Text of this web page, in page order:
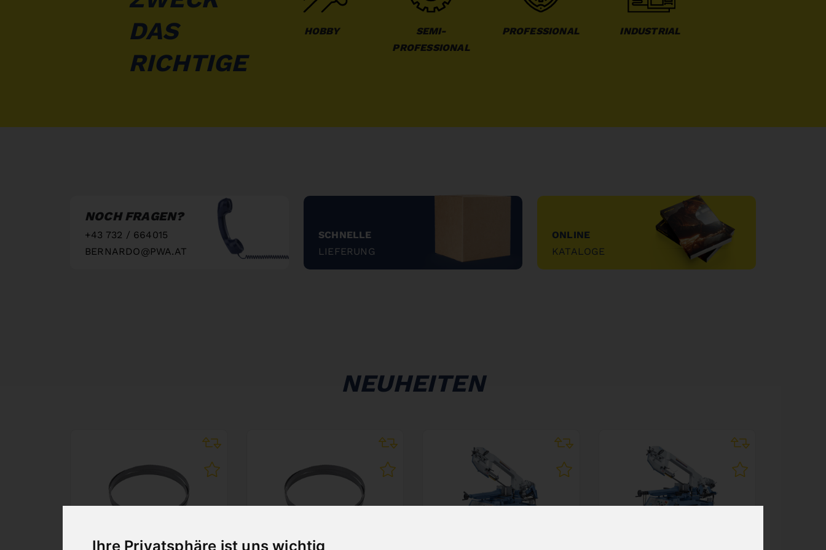
Ihre Privatsphäre ist uns wichtig
DAS
RICHTIGE
HOBBY
SEMI-
PROFESSIONAL
PROFESSIONAL INDUSTRIAL
NOCH FRAGEN?
+43 732 / 664015
BERNARDO@PWA.AT
SCHNELLE
LIEFERUNG
"
ONLINE
KATALOGE
"
NEUHEITEN